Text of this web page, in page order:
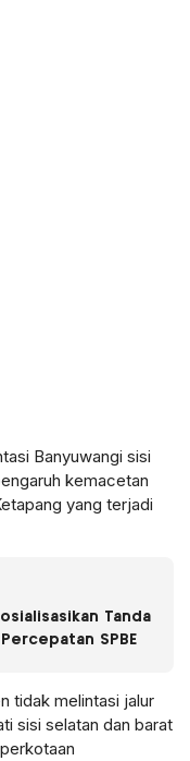
Banyuwangi sisi
kemacetan
yang terjadi
Tanda
SPBE
tidak melintasi jalur
sisi selatan dan barat